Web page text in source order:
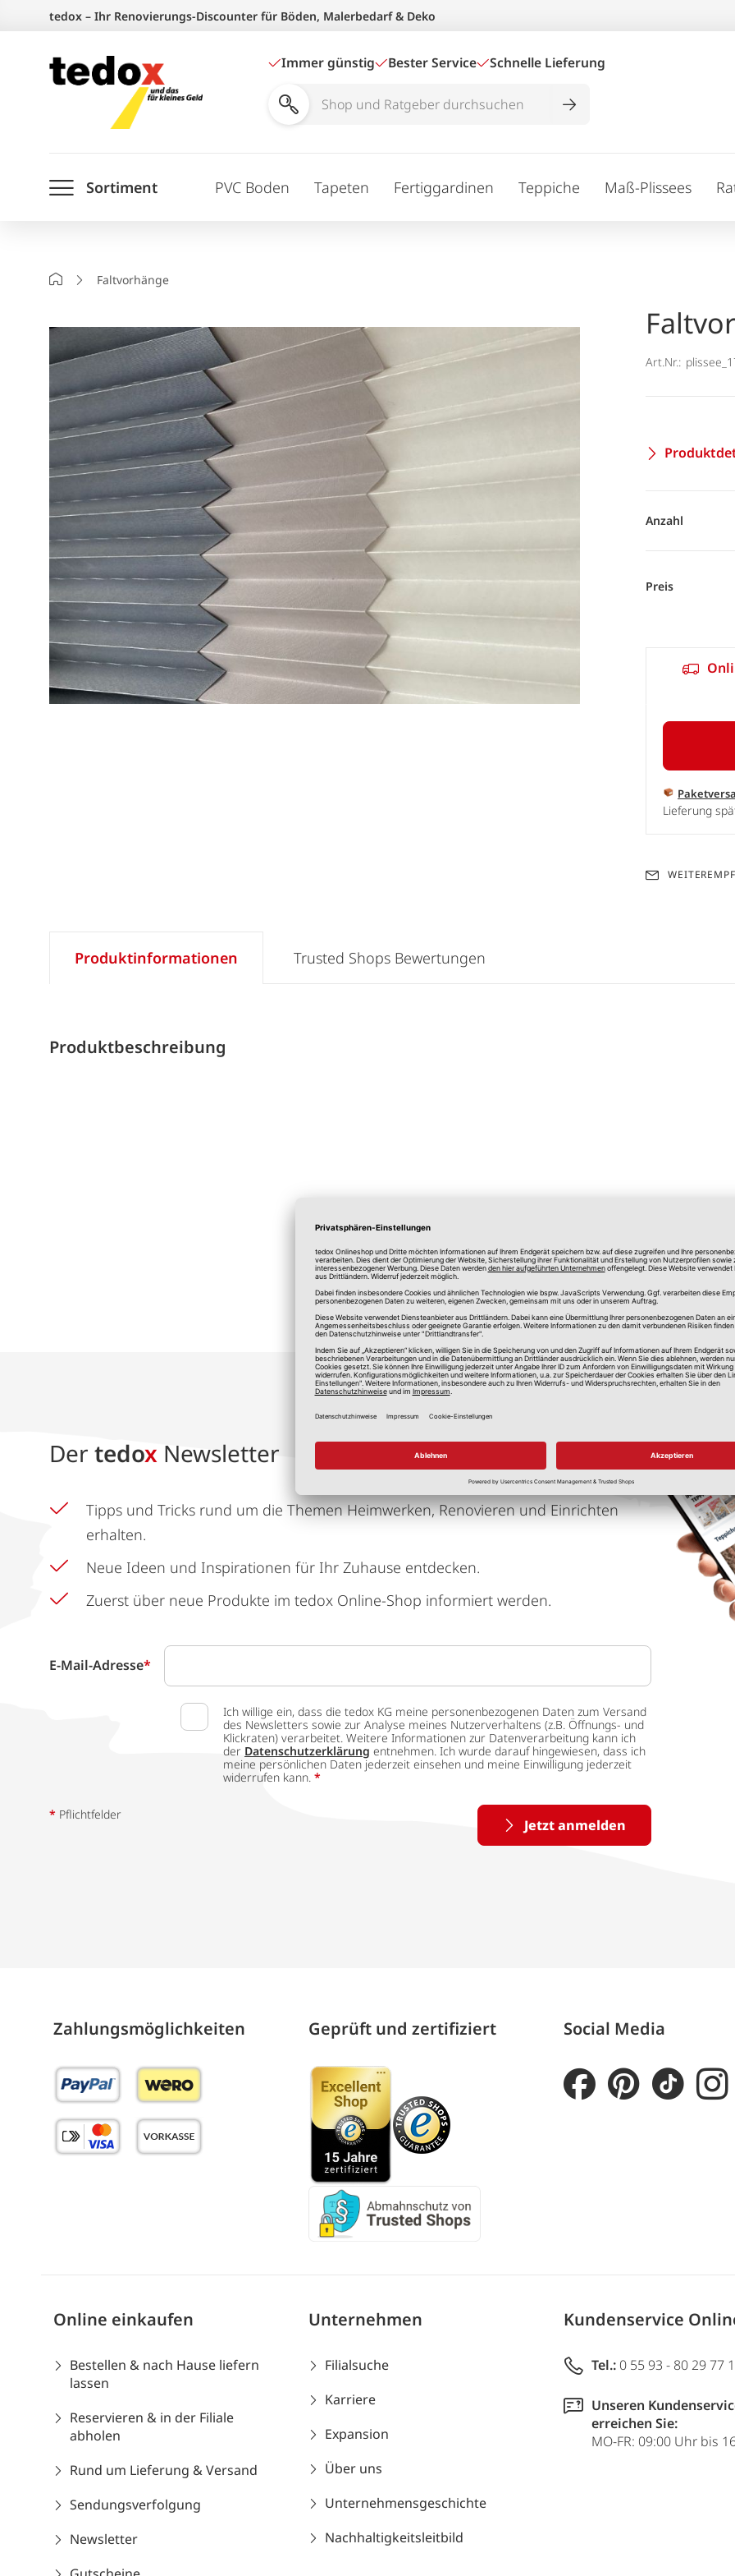
springen
tedox – Ihr Renovierungs-Discounter für Böden, Malerbedarf & Deko
Immer günstig Bester Service Schnelle Lieferung
Shop
durchsuchen
Sortiment PVC Boden Tapeten Fertiggardinen Teppiche Maß-Plissees
StartseiteFaltvorhänge
Art.Nr.:
Anzahl
Preis
Lieferung
Produktinformationen
Produktbeschreibung
Trusted Shops Bewertungen
*Alle Preise in Euro, inkl. gesetzlicher Mehrwertsteuer, zzgl.
Der tedox Newsletter
Tipps und Tricks rund um die Themen Heimwerken, Renovieren und Einrichten
erhalten.
Neue Ideen und Inspirationen für Ihr Zuhause entdecken.
Zuerst über neue Produkte im tedox Online-Shop informiert werden.
E-Mail-Adresse*
Ich willige ein, dass die tedox KG meine personenbezogenen Daten zum Versand
des Newsletters sowie zur Analyse meines Nutzerverhaltens (z.B. Öffnungs- und
Klickraten) verarbeitet. Weitere Informationen zur Datenverarbeitung kann ich
der Datenschutzerklärung entnehmen. Ich wurde darauf hingewiesen, dass ich
meine persönlichen Daten jederzeit einsehen und meine Einwilligung jederzeit
widerrufen kann. *
Jetzt anmelden
* Pflichtfelder
Zahlungs­möglich­keiten Geprüft und zertifiziert Social Media
Online einkaufen
Bestellen & nach Hause liefern
lassen
Reservieren & in der Filiale
abholen
Rund um Lieferung & Versand
Sendungsverfolgung
Newsletter
Unternehmen
Filialsuche
Karriere
Expansion
Über uns
Unternehmensgeschichte
Nachhaltigkeitsleitbild
Kundenservice
Tel.: 0 55 93 - 80 29 77
Unseren
erreichen Sie:
MO-FR: 09:00 Uhr bis